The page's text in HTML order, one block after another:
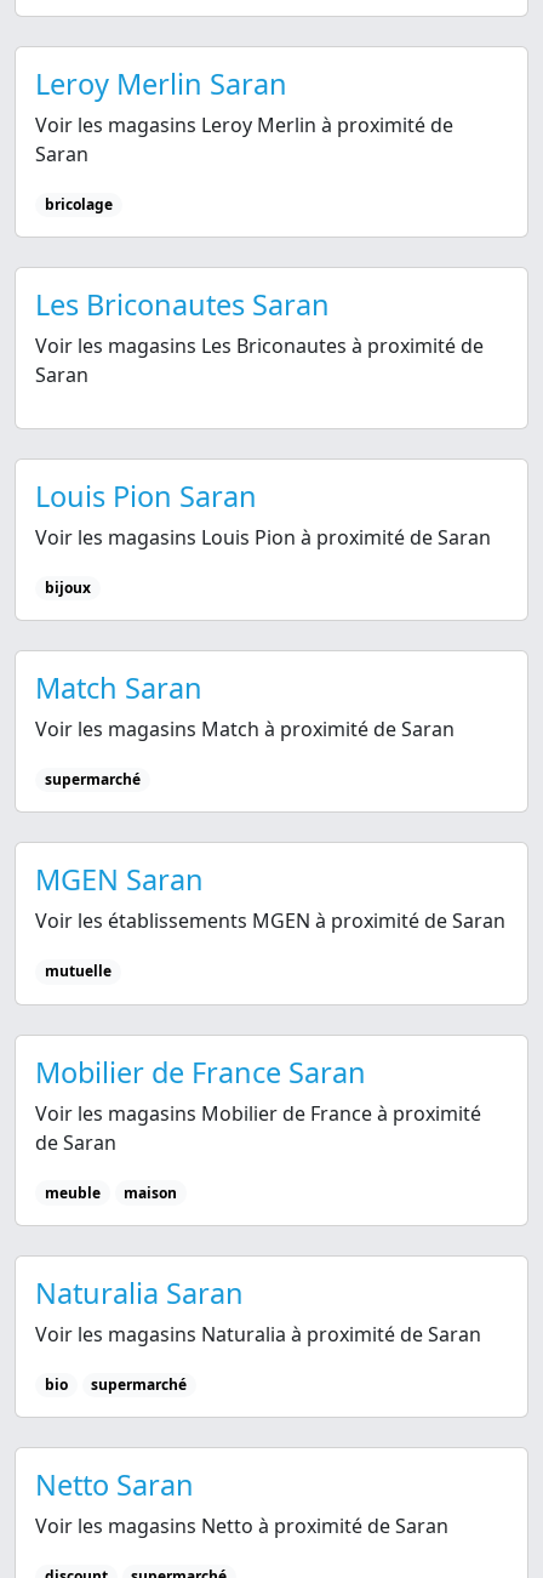
Leroy Merlin Saran
Voir les magasins Leroy Merlin à proximité de
Saran
bricolage
Les Briconautes Saran
Voir les magasins Les Briconautes à proximité de
Saran
Louis Pion Saran
Voir les magasins Louis Pion à proximité de Saran
bijoux
Match Saran
Voir les magasins Match à proximité de Saran
supermarché
MGEN Saran
Voir les établissements MGEN à proximité de Saran
mutuelle
Mobilier de France Saran
Voir les magasins Mobilier de France à proximité
de Saran
meuble maison
Naturalia Saran
Voir les magasins Naturalia à proximité de Saran
bio supermarché
Netto Saran
Voir les magasins Netto à proximité de Saran